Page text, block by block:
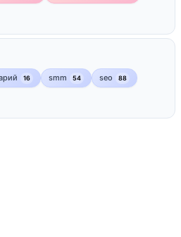
16 smm 54 seo 88